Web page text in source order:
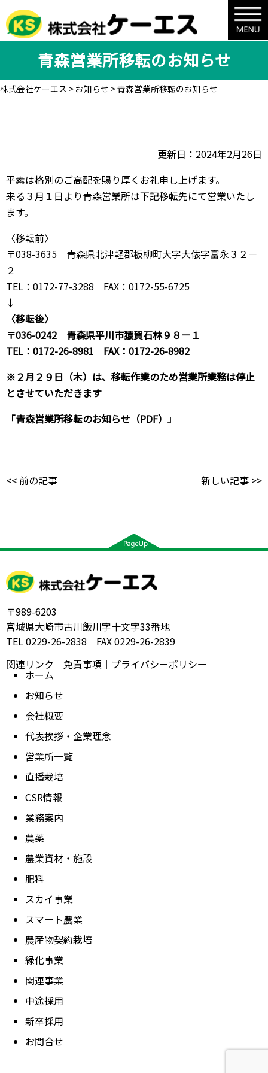
青森営業所移転のお知らせ
株式会社ケーエス > お知らせ >青森営業所移転のお知らせ
更新日：2024年2月26日
平素は格別のご高配を賜り厚くお礼申し上げます。
来る３月１日より青森営業所は下記移転先にて営業いたし
ます。
〈移転前〉
〒038-3635 青森県北津軽郡板柳町大字大俵字富永３２－
２
TEL：0172-77-3288 FAX：0172-55-6725
↓
〈移転後〉
〒036-0242 青森県平川市猿賀石林９８－１
TEL：0172-26-8981 FAX：0172-26-8982
※２月２９日（木）は、移転作業のため営業所業務は停止
とさせていただきます
「青森営業所移転のお知らせ（PDF）」
<< 前の記事 新しい記事 >>
〒989-6203
宮城県大崎市古川飯川字十文字33番地
TEL 0229-26-2838 FAX 0229-26-2839
関連リンク ｜ 免責事項 ｜ プライバシーポリシー
ホーム
お知らせ
会社概要
代表挨拶・企業理念
営業所一覧
直播栽培
CSR情報
業務案内
農薬
農業資材・施設
肥料
スカイ事業
スマート農業
農産物契約栽培
緑化事業
関連事業
中途採用
新卒採用
お問合せ